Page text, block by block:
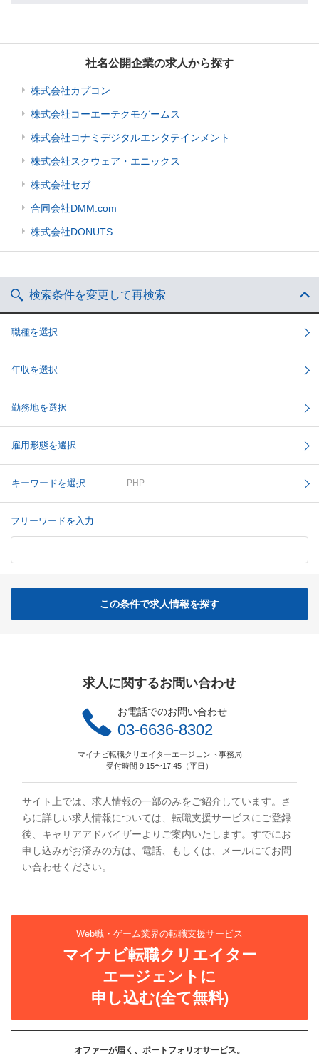
社名公開企業の求人から探す
株式会社カプコン
株式会社コーエーテクモゲームス
株式会社コナミデジタルエンタテインメント
株式会社スクウェア・エニックス
株式会社セガ
合同会社DMM.com
株式会社DONUTS
検索条件を変更して再検索
職種を選択
年収を選択
勤務地を選択
雇用形態を選択
キーワードを選択 PHP
フリーワードを入力
この条件で求人情報を探す
求人に関するお問い合わせ
お電話でのお問い合わせ
03-6636-8302
マイナビ転職クリエイターエージェント事務局
受付時間 9:15〜17:45（平日）
サイト上では、求人情報の一部のみをご紹介しています。さ
らに詳しい求人情報については、転職支援サービスにご登録
後、キャリアアドバイザーよりご案内いたします。すでにお
申し込みがお済みの方は、電話、もしくは、メールにてお問
い合わせください。
Web職・ゲーム業界の転職支援サービス
マイナビ転職クリエイター
エージェントに
申し込む(全て無料)
オファーが届く、ポートフォリオサービス。